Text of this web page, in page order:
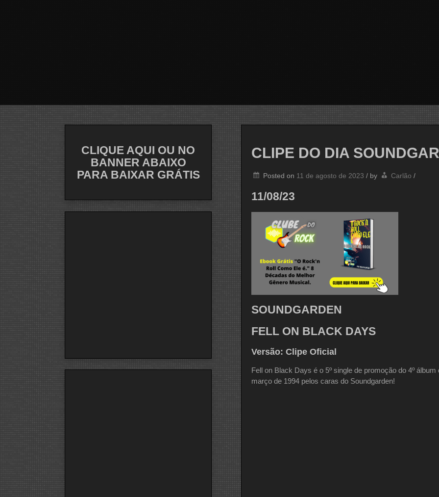
CLIPE DO DIA
Posted on 11 de agosto de 2023 / by Carlão /
11/08/23
SOUNDGARDEN
FELL ON BLACK DAYS
Versão: Clipe Oficial
Fell on Black Days é o 5º single de promoção do 4º
março de 1994 pelos caras do Soundgarden!
CLIQUE AQUI OU NO
BANNER ABAIXO
PARA BAIXAR GRÁTIS